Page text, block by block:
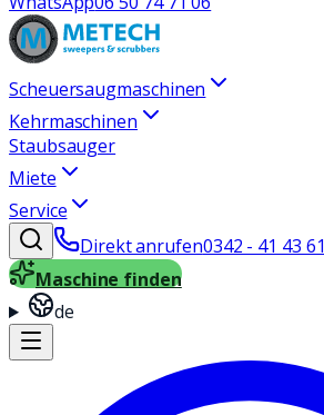
Scheuersaugmaschinen
Kehrmaschinen
Staubsauger
Miete
Service
Direkt anrufen0342 - 41 43 61
Maschine finden
de